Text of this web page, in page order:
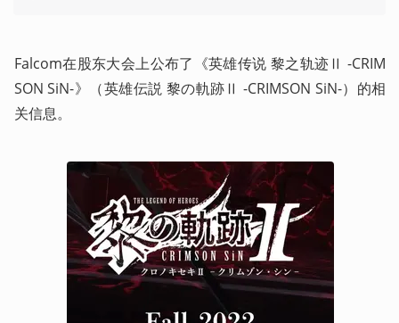
Falcom在股东大会上公布了《英雄传说 黎之轨迹Ⅱ -CRIM
SON SiN-》（英雄伝説 黎の軌跡Ⅱ -CRIMSON SiN-）的相
关信息。